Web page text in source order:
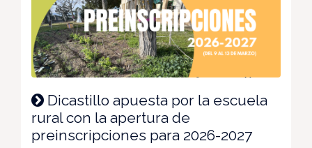
Dicastillo apuesta por la escuela
rural con la apertura de
preinscripciones para 2026-2027